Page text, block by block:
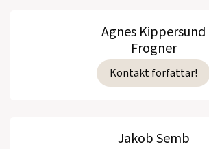
Agnes Kippersund
Frogner
Kontakt forfattar!
Jakob Semb